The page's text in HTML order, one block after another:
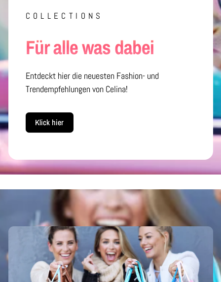
COLLECTIONS
Für alle was dabei
Entdeckt hier die neuesten Fashion- und
Trendempfehlungen von Celina!
Klick hier